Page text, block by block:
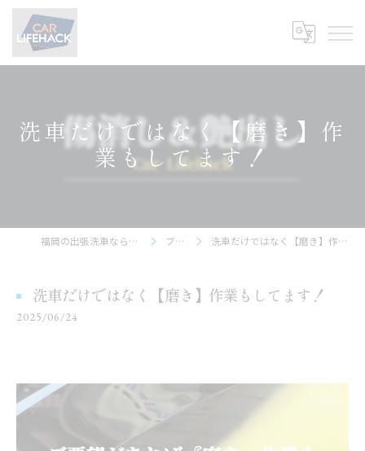
洗車だけではなく【磨き】作
業もしてます！
福岡の出張洗車ならCar Lifehack ブログ 洗車だけではなく【磨き】作業もしてます！
洗車だけではなく【磨き】作業もしてます！
2025/06/24